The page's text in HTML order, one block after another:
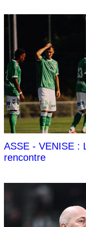
ASSE - VENISE :
rencontre